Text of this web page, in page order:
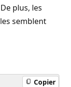
plus, les
semblent
Copier